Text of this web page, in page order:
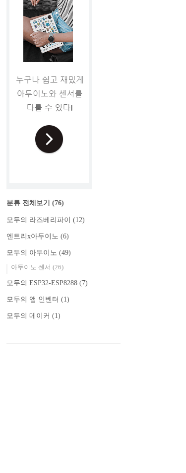
분류 전체보기 (76)
모두의 라즈베리파이 (12)
엔트리x아두이노 (6)
모두의 아두이노 (49)
아두이노 센서 (26)
모두의 ESP32-ESP8288 (7)
모두의 앱 인벤터 (1)
모두의 메이커 (1)